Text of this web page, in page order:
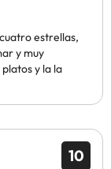
estrellas,
y muy
y la la
10